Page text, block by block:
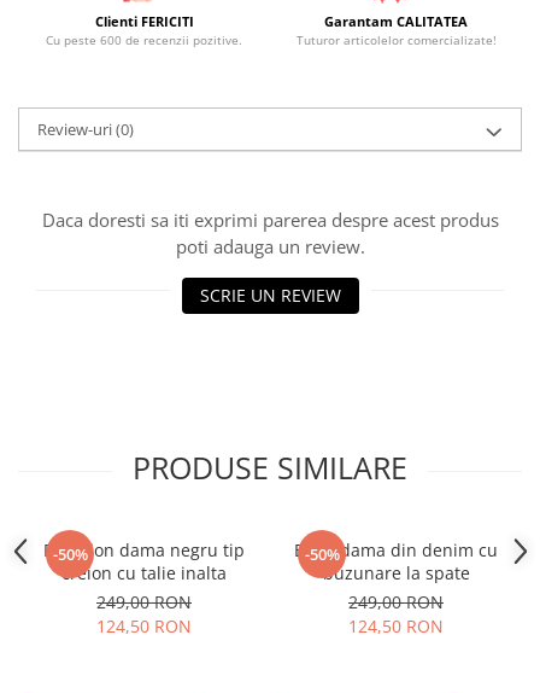
Clienti FERICITI
Cu peste 600 de recenzii pozitive.
Garantam CALITATEA
Tuturor articolelor comercializate!
Review-uri(0)
Daca doresti sa iti exprimi parerea despre acest produs
poti adauga un review.
SCRIE UN REVIEW
PRODUSE SIMILARE
-50%
Pantalon dama negru tip
creion cu talie inalta
249,00 RON
124,50 RON
-50%
Blugi dama din denim cu
buzunare la spate
249,00 RON
124,50 RON